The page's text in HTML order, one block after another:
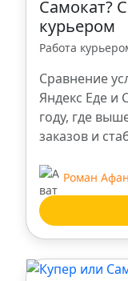
Самокат?
курьером
Работа
Сравнение
Яндекс Еде и
году, где
заказов и
Роман